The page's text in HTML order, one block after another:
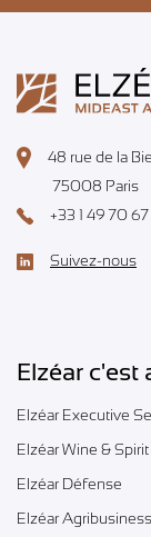
48 rue de la
75008 Paris
+33 1 49 70
Suivez-nous
Elzéar c'est
Elzéar Executive
Elzéar Wine & Spirit
Elzéar Défense
Elzéar Agribusiness